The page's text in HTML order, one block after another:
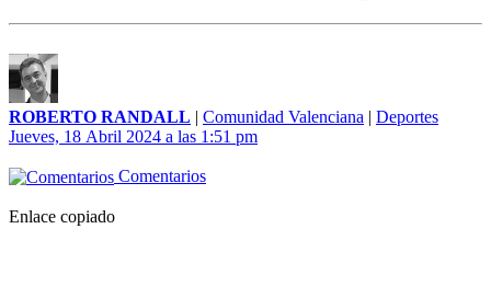
ROBERTO RANDALL | Comunidad Valenciana | Deportes
Jueves, 18 Abril 2024 a las 1:51 pm
Comentarios
Enlace copiado